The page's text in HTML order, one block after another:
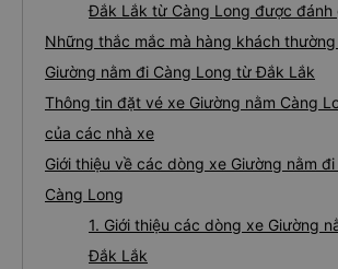
Đắk Lắk từ Càng Long được đánh
Những thắc mắc mà hàng khách
Giường nằm đi Càng Long từ Đắk Lắk
Thông tin đặt vé xe Giường nằm Càng
của các nhà xe
Giới thiệu về các dòng xe Giường nằm
Càng Long
1. Giới thiệu các dòng xe Giường
Đắk Lắk